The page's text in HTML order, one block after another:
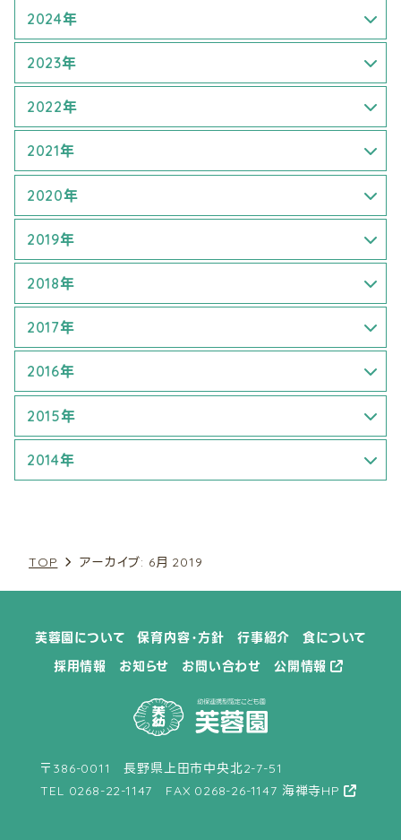
TOP アーカイブ: 6月 2019
6月 (2)
4月 (1)
5月 (2)
8月 (1)
2024年
1月 (1)
6月 (2)
9月 (1)
2023年
6月 (3)
7月 (2)
9月 (1)
2022年
3月 (1)
4月 (1)
5月 (1)
7月 (1)
8月 (1)
9月 (1)
2021年
7月 (1)
8月 (1)
9月 (2)
2020年
4月 (2)
6月 (1)
7月 (3)
8月 (1)
9月 (1)
2019年
1月 (1)
3月 (3)
4月 (2)
6月 (2)
7月 (3)
9月 (2)
11月 (1)
2018年
1月 (1)
4月 (1)
5月 (2)
6月 (3)
7月 (1)
10月 (3)
2017年
1月 (1)
5月 (3)
6月 (3)
11月 (1)
2016年
1月 (1)
5月 (1)
9月 (4)
2015年
7月 (2)
2014年
見学ご希望の方へ
採用情報
芙蓉園について 保育内容・方針 行事紹介
食について
採用情報
お知らせ お問い合わせ 公開情報
〒386-0011 長野県上田市中央北2-7-51
TEL 0268-22-1147 FAX 0268-26-1147 海禅寺HP